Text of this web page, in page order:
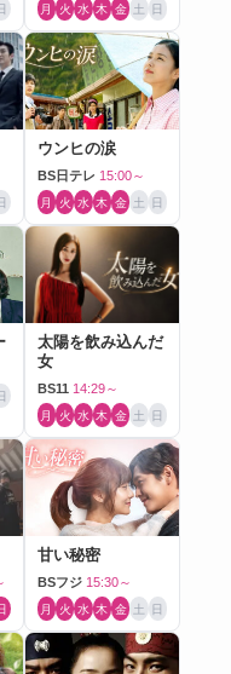
日 月 火 水 木 金 土 日
日
ウンヒの涙
BS日テレ 15:00～
月 火 水 木 金 土 日
日
太陽を飲み込んだ
女
BS11 14:29～
月 火 水 木 金 土 日
甘い秘密
BSフジ 15:30～
月 火 水 木 金 土 日